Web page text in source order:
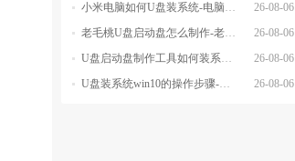
26-08-06
小米电脑如何U盘装系统-电脑怎么U盘装系统
26-08-06
老毛桃U盘启动盘怎么制作-老毛桃U盘启动盘制作步骤
26-08-06
U盘启动盘制作工具如何装系统- U盘启动盘制作工具怎么装系统
26-08-06
U盘装系统win10的操作步骤-外星人U盘装系统win10电脑